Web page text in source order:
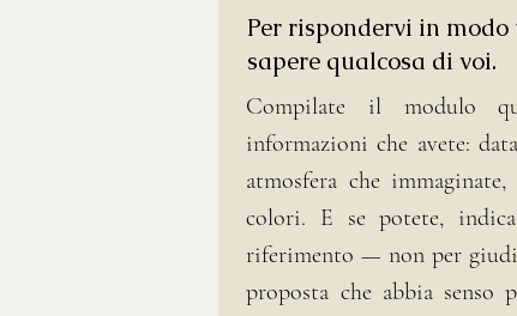
Per rispondervi in
sapere qualcosa di voi.
Compilate il modulo
informazioni che avete:
atmosfera che
colori. E se potete,
riferimento — non per
proposta che abbia senso